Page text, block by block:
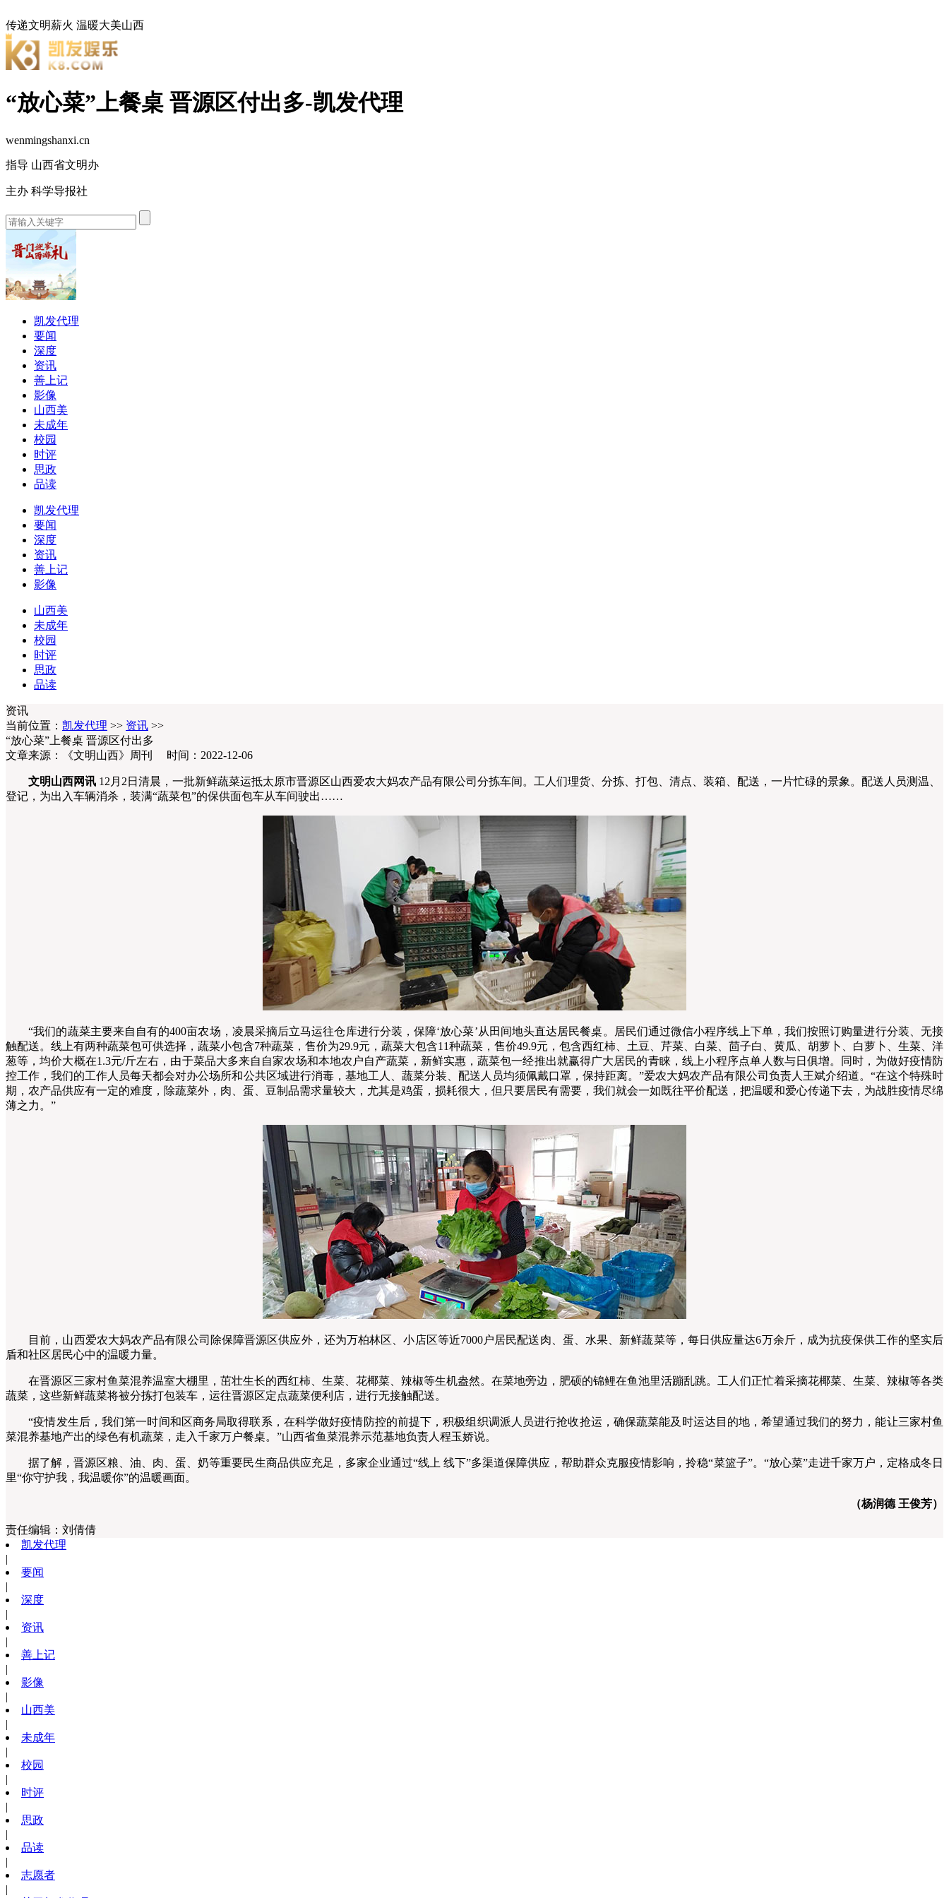
传递文明薪火 温暖大美山西
“放心菜”上餐桌 晋源区付出多-凯发代理
wenmingshanxi.cn
指导 山西省文明办
主办 科学导报社
凯发代理
要闻
深度
资讯
善上记
影像
山西美
未成年
校园
时评
思政
品读
凯发代理
要闻
深度
资讯
善上记
影像
山西美
未成年
校园
时评
思政
品读
资讯
当前位置： 凯发代理 >> 资讯 >>
“放心菜”上餐桌 晋源区付出多
文章来源：《文明山西》周刊 时间：2022-12-06
文明山西网讯 12月2日清晨，一批新鲜蔬菜运抵太原市晋源区山西爱农大妈农产品有限公司分拣车间。工人们理货、分拣、打包、清点、装箱、配送，一片忙碌的景象。配送人员测温、
登记，为出入车辆消杀，装满“蔬菜包”的保供面包车从车间驶出……
“我们的蔬菜主要来自自有的400亩农场，凌晨采摘后立马运往仓库进行分装，保障‘放心菜’从田间地头直达居民餐桌。居民们通过微信小程序线上下单，我们按照订购量进行分装、无接
触配送。线上有两种蔬菜包可供选择，蔬菜小包含7种蔬菜，售价为29.9元，蔬菜大包含11种蔬菜，售价49.9元，包含西红柿、土豆、芹菜、白菜、茴子白、黄瓜、胡萝卜、白萝卜、生菜、洋
葱等，均价大概在1.3元/斤左右，由于菜品大多来自自家农场和本地农户自产蔬菜，新鲜实惠，蔬菜包一经推出就赢得广大居民的青睐，线上小程序点单人数与日俱增。同时，为做好疫情防
控工作，我们的工作人员每天都会对办公场所和公共区域进行消毒，基地工人、蔬菜分装、配送人员均须佩戴口罩，保持距离。”爱农大妈农产品有限公司负责人王斌介绍道。“在这个特殊时
期，农产品供应有一定的难度，除蔬菜外，肉、蛋、豆制品需求量较大，尤其是鸡蛋，损耗很大，但只要居民有需要，我们就会一如既往平价配送，把温暖和爱心传递下去，为战胜疫情尽绵
薄之力。”
目前，山西爱农大妈农产品有限公司除保障晋源区供应外，还为万柏林区、小店区等近7000户居民配送肉、蛋、水果、新鲜蔬菜等，每日供应量达6万余斤，成为抗疫保供工作的坚实后
盾和社区居民心中的温暖力量。
在晋源区三家村鱼菜混养温室大棚里，茁壮生长的西红柿、生菜、花椰菜、辣椒等生机盎然。在菜地旁边，肥硕的锦鲤在鱼池里活蹦乱跳。工人们正忙着采摘花椰菜、生菜、辣椒等各类
蔬菜，这些新鲜蔬菜将被分拣打包装车，运往晋源区定点蔬菜便利店，进行无接触配送。
“疫情发生后，我们第一时间和区商务局取得联系，在科学做好疫情防控的前提下，积极组织调派人员进行抢收抢运，确保蔬菜能及时运达目的地，希望通过我们的努力，能让三家村鱼
菜混养基地产出的绿色有机蔬菜，走入千家万户餐桌。”山西省鱼菜混养示范基地负责人程玉娇说。
据了解，晋源区粮、油、肉、蛋、奶等重要民生商品供应充足，多家企业通过“线上 线下”多渠道保障供应，帮助群众克服疫情影响，拎稳“菜篮子”。“放心菜”走进千家万户，定格成冬日
里“你守护我，我温暖你”的温暖画面。
（杨润德 王俊芳）
责任编辑： 刘倩倩
凯发代理
|
要闻
|
深度
|
资讯
|
善上记
|
影像
|
山西美
|
未成年
|
校园
|
时评
|
思政
|
品读
|
志愿者
|